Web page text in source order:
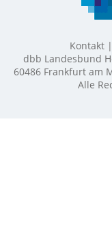
Kontakt
dbb Landesbund
60486 Frankfurt am
Alle